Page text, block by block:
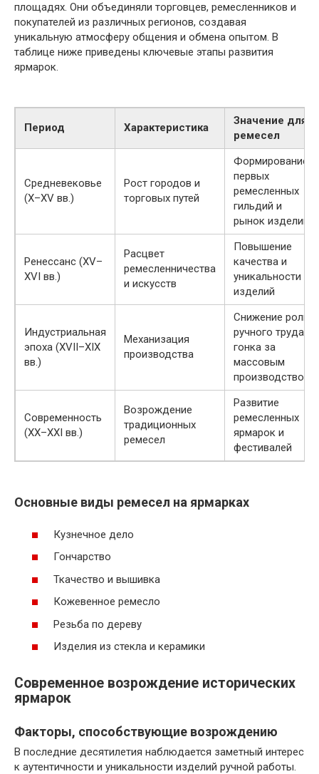
площадях. Они объединяли торговцев, ремесленников и
покупателей из различных регионов, создавая
уникальную атмосферу общения и обмена опытом. В
таблице ниже приведены ключевые этапы развития
ярмарок.
Период Характеристика
Значение для
ремесел
Средневековье
(X–XV вв.)
Рост городов и
торговых путей
Формирование
первых
ремесленных
гильдий и
рынок изделий
Ренессанс (XV–
XVI вв.)
Расцвет
ремесленничества
и искусств
Повышение
качества и
уникальности
изделий
Индустриальная
эпоха (XVII–XIX
вв.)
Механизация
производства
Снижение роли
ручного труда,
гонка за
массовым
производством
Современность
(XX–XXI вв.)
Возрождение
традиционных
ремесел
Развитие
ремесленных
ярмарок и
фестивалей
Основные виды ремесел на ярмарках
Кузнечное дело
Гончарство
Ткачество и вышивка
Кожевенное ремесло
Резьба по дереву
Изделия из стекла и керамики
Современное возрождение исторических
ярмарок
Факторы, способствующие возрождению
В последние десятилетия наблюдается заметный интерес
к аутентичности и уникальности изделий ручной работы.